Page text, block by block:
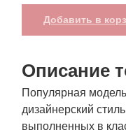
Добавить в
Описание
Популярная
дизайнерский
выполненных в